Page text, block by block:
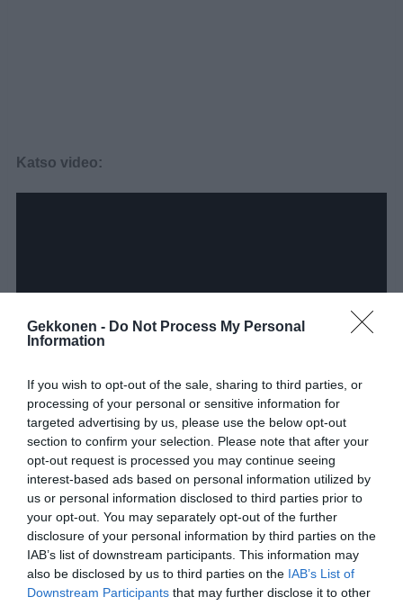
Gekkonen - Do Not Process My Personal
Information
If you wish to opt-out of the sale, sharing to third parties, or
processing of your personal or sensitive information for
targeted advertising by us, please use the below opt-out
section to confirm your selection. Please note that after your
opt-out request is processed you may continue seeing
interest-based ads based on personal information utilized by
us or personal information disclosed to third parties prior to
your opt-out. You may separately opt-out of the further
disclosure of your personal information by third parties on the
IAB’s list of downstream participants. This information may
also be disclosed by us to third parties on the IAB’s List of
Downstream Participants that may further disclose it to other
Katso video:
Jaa artikkeli: